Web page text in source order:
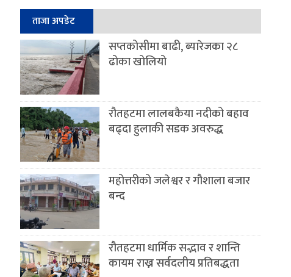
ताजा अपडेट
सप्तकोसीमा बाढी, ब्यारेजका २८
ढोका खोलियो
रौतहटमा लालबकैया नदीको बहाव
बढ्दा हुलाकी सडक अवरुद्ध
महोत्तरीको जलेश्वर र गौशाला बजार
बन्द
रौतहटमा धार्मिक सद्भाव र शान्ति
कायम राख्न सर्वदलीय प्रतिबद्धता